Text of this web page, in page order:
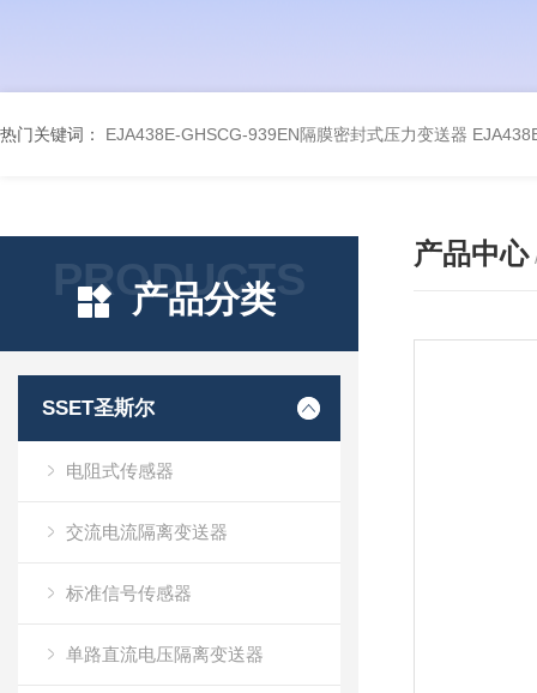
热门关键词： EJA438E-GHSCG-939EN隔膜密封式压力变送器
PRODUCTS
产品分类
SSET圣斯尔
电阻式传感器
交流电流隔离变送器
标准信号传感器
单路直流电压隔离变送器
产品中心